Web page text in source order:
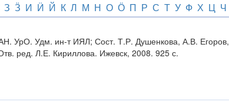
З Ӟ И Ӥ Й К Л М Н О Ӧ П Р С Т У Ф Х Ц Ч
УрО. Удм. ин-т ИЯЛ; Сост. Т.Р. Душенкова, А.В. Егоров,
ред. Л.Е. Кириллова. Ижевск, 2008. 925 с.